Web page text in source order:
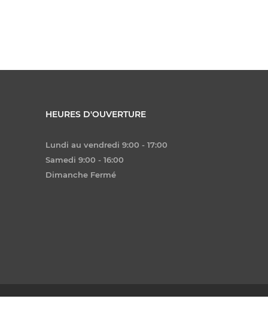
HEURES D'OUVERTURE
Lundi au vendredi 9:00 - 17:00
Samedi 9:00 - 16:00
Dimanche Fermé